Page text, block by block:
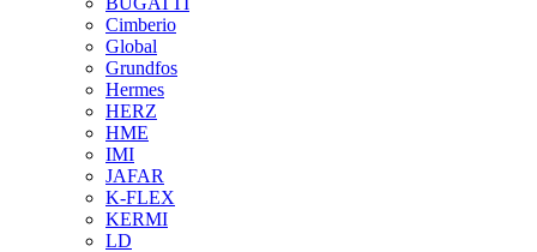
Cimberio
Global
Grundfos
Hermes
HERZ
HME
IMI
JAFAR
K-FLEX
KERMI
LD